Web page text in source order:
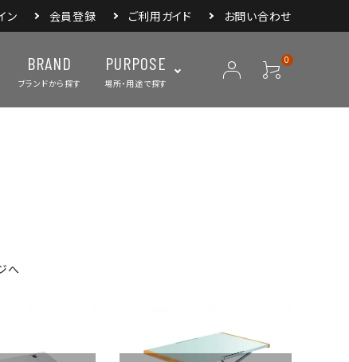
ン 会員登録 ご利用ガイド お問い合わせ
BRAND
ブランドから探す
PURPOSE
場所・用途で探す
0
へ